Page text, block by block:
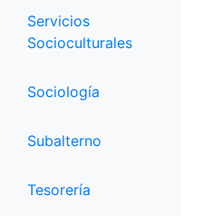
Servicios
Socioculturales
Sociología
Subalterno
Tesorería